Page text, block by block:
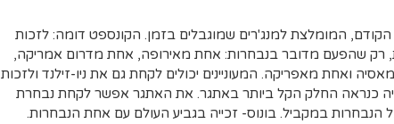
המומלצת למנג'רים שמוגבלים בזמן. הקונספט דומה: לזכות
רק שהפעם מדובר בנבחרות: אחת מאירופה, אחת מדרום אמריקה,
ואחת מאפריקה. המעוניינים יכולים לקחת גם את ניו-זילנד ולזכות
כנראה החלק הקל ביותר באתגר. את האתגר אפשר לקחת נבחרת
במקביל. בונוס- זכייה בגביע העולם עם אחת הנבחרות.